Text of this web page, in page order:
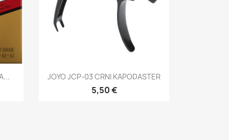
Brzi pregled
JOYO JCP-03 CRNI KAPODASTER
5,50 €